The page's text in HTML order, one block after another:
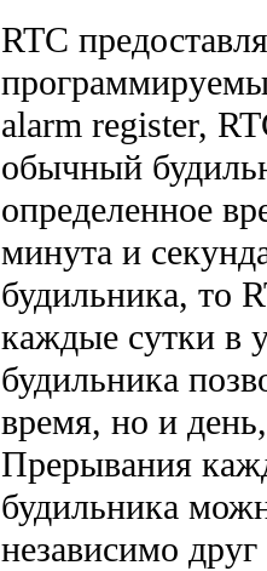
RTC
alarm register,
обычный
определенное
минута и
будильника, то
каждые сутки в
будильника
время, но и
Прерывания
будильника
независимо друг